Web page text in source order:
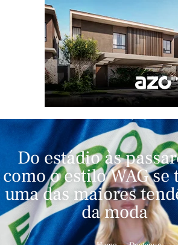
Do estádio às
como o estilo WAG
uma das maiores
da moda